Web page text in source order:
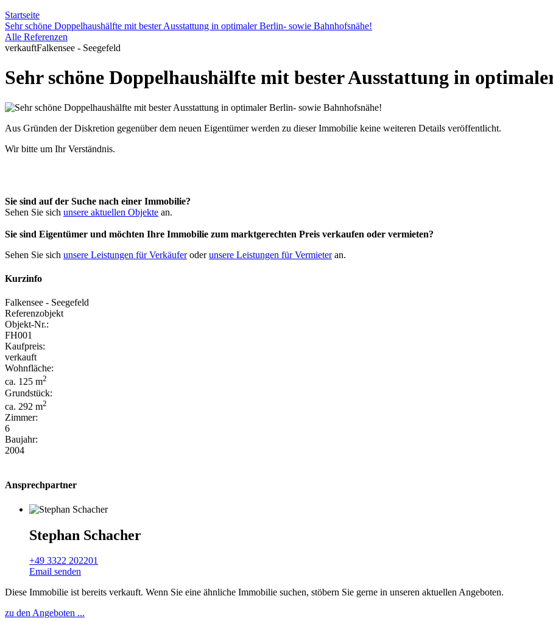
Startseite
Sehr schöne Doppelhaushälfte mit bester Ausstattung in optimaler Berlin- sowie Bahnhofsnähe!
Alle Referenzen
verkauftFalkensee - Seegefeld
Sehr schöne Doppelhaushälfte mit bester Ausstattung in
Aus Gründen der Diskretion gegenüber dem neuen Eigentümer werden zu dieser Immobilie keine weiteren Details veröffentlicht.
Wir bitte um Ihr Verständnis.
Sie sind auf der Suche nach einer Immobilie?
Sehen Sie sich unsere aktuellen Objekte an.
Sie sind Eigentümer und möchten Ihre Immobilie zum marktgerechten Preis verkaufen oder vermieten?
Sehen Sie sich unsere Leistungen für Verkäuferoderunsere Leistungen für Vermieteran.
Kurzinfo
Falkensee - Seegefeld
Referenzobjekt
Objekt-Nr.:
FH001
Kaufpreis:
verkauft
Wohnfläche:
ca. 125 m2
Grundstück:
ca. 292 m2
Zimmer:
6
Baujahr:
2004
Ansprechpartner
Stephan Schacher
+49 3322 202201
Email senden
Diese Immobilie ist bereits verkauft. Wenn Sie eine ähnliche Immobilie suchen, stöbern Sie gerne in unseren aktuellen Angeboten.
zu den Angeboten ...